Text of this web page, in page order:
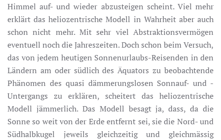
Himmel auf- und wieder abzusteigen scheint. Viel mehr
erklärt das heliozentrische Modell in Wahrheit aber auch
schon nicht mehr. Mit sehr viel Abstraktionsvermögen
eventuell noch die Jahreszeiten. Doch schon beim Versuch,
das von jedem heutigen Sonnenurlaubs-Reisenden in den
Ländern am oder südlich des Äquators zu beobachtende
Phänomen des quasi dämmerungslosen Sonnauf- und -
Untergangs zu erklären, scheitert das heliozentrische
Modell jämmerlich. Das Modell besagt ja, dass, da die
Sonne so weit von der Erde entfernt sei, sie die Nord- und
Südhalbkugel jeweils gleichzeitig und gleichmässig